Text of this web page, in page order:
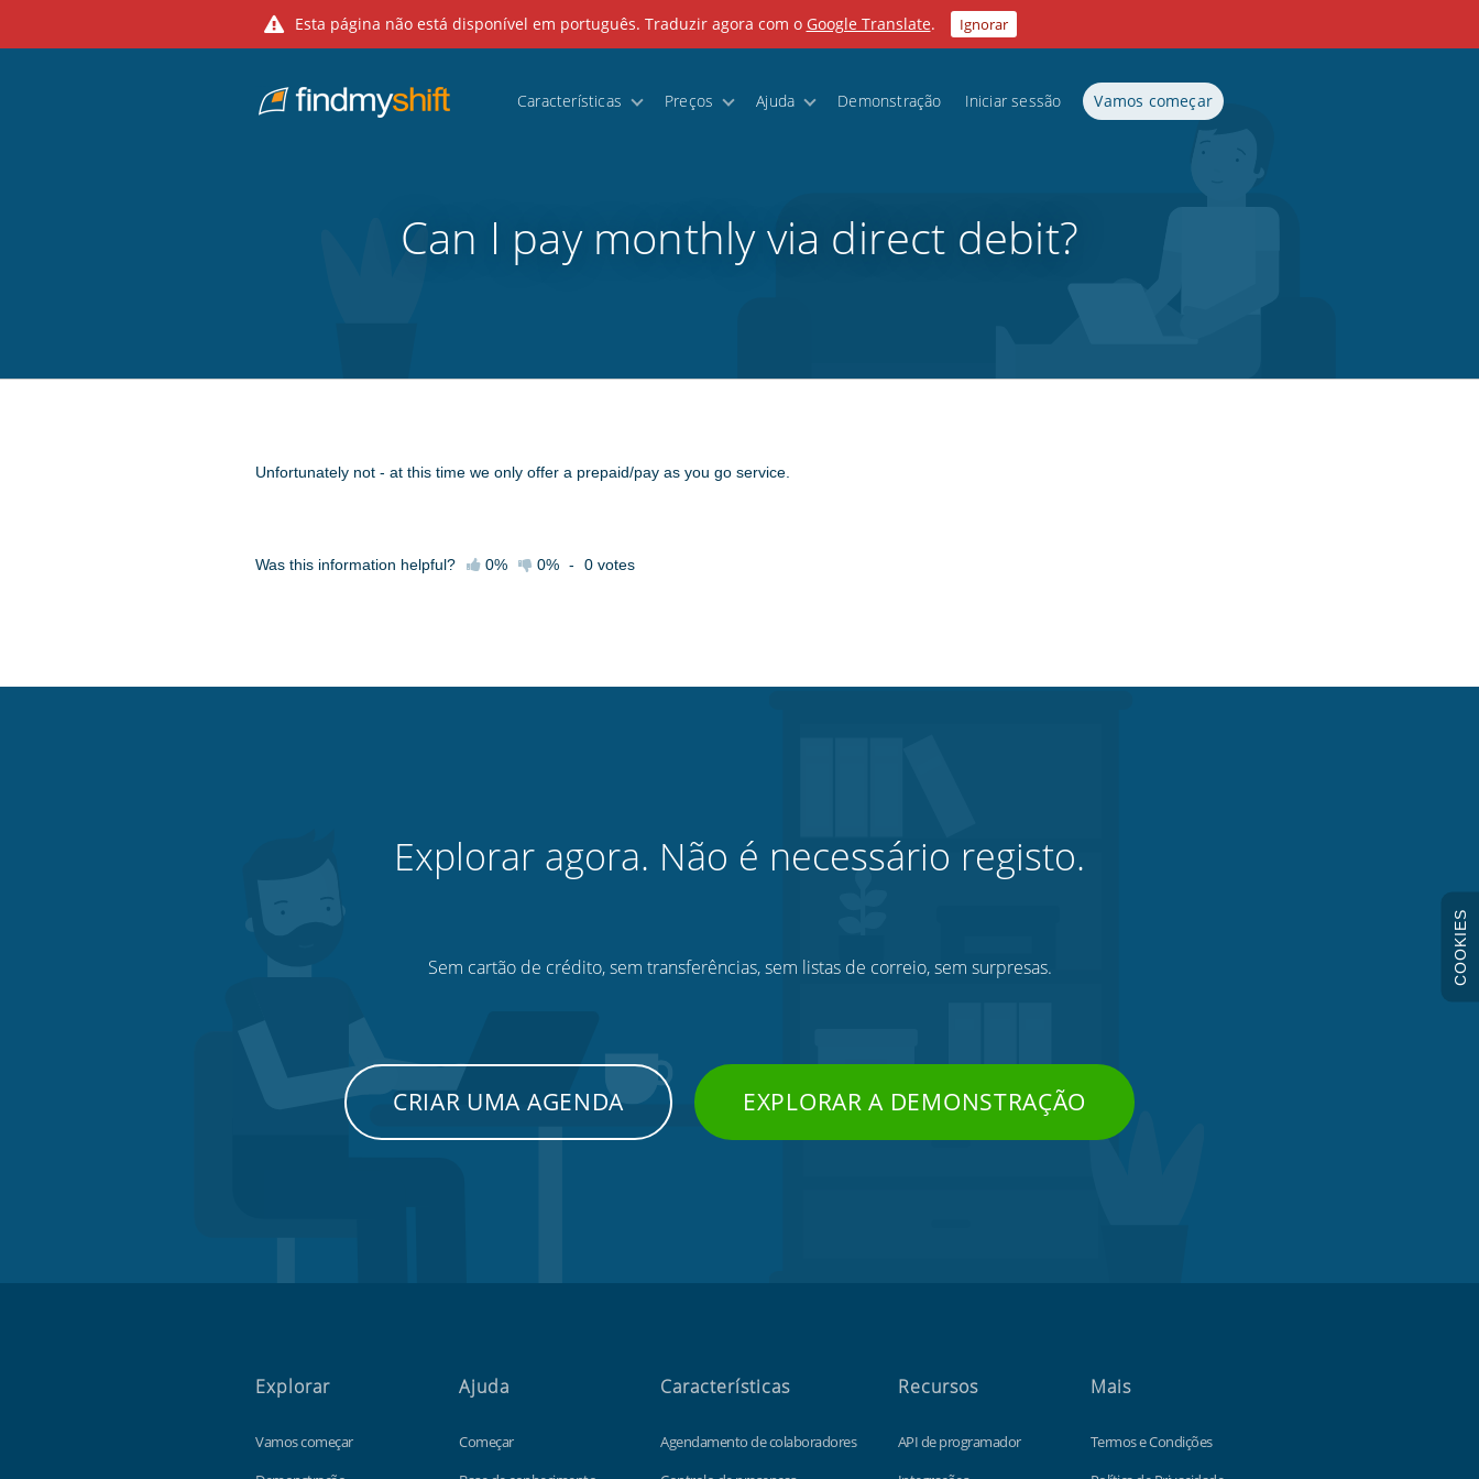
Esta página não está disponível em português. Traduzir agora com o Google Translate. Ignorar
Casa Características Preços Ajuda Demonstração Iniciar sessão Vamos começar
Can I pay monthly via direct debit?
Unfortunately not - at this time we only offer a prepaid/pay as you go service.
Was this information helpful? 0% 0% - 0 votes
Explorar agora. Não é necessário registo.
Sem cartão de crédito, sem transferências, sem listas de correio, sem surpresas.
CRIAR UMA AGENDA EXPLORAR A DEMONSTRAÇÃO
Explorar
Vamos começar
Ajuda
Começar
Características
Agendamento de colaboradores
Recursos
API de programador
Mais
Termos e Condições
COOKIES